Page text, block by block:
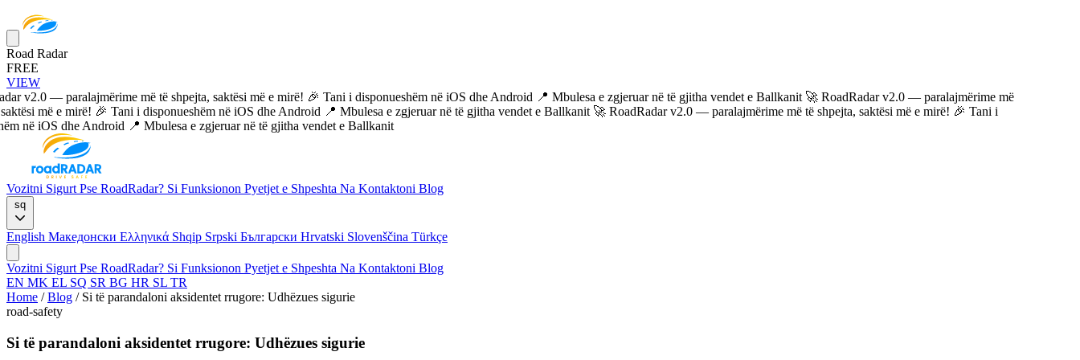
Road Radar
FREE
VIEW
v2.0 — paralajmërime më të shpejta, saktësi më e mirë!🎉 Tani i disponueshëm në iOS dhe Android📍 Mbulesa e zgjeruar në të gjitha vendet e Ballkanit🚀 RoadRadar v2.0 — paralajmërime më
më e mirë!🎉 Tani i disponueshëm në iOS dhe Android📍 Mbulesa e zgjeruar në të gjitha vendet e Ballkanit🚀 RoadRadar v2.0 — paralajmërime më të shpejta, saktësi më e mirë!🎉 Tani i
në iOS dhe Android📍 Mbulesa e zgjeruar në të gjitha vendet e Ballkanit
Vozitni Sigurt Pse RoadRadar? Si Funksionon Pyetjet e Shpeshta Na Kontaktoni Blog
sq
English Македонски Ελληνικά Shqip Srpski Български Hrvatski Slovenščina Türkçe
Vozitni Sigurt Pse RoadRadar? Si Funksionon Pyetjet e Shpeshta Na Kontaktoni Blog
EN MK EL SQ SR BG HR SL TR
Home / Blog / Si të parandaloni aksidentet rrugore: Udhëzues sigurie
road-safety
Si të parandaloni aksidentet rrugore: Udhëzues sigurie